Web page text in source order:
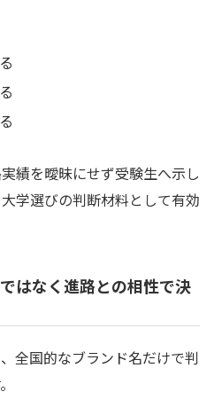
績を曖昧にせず受験生へ示し
学選びの判断材料として有効
はなく進路との相性で決
全国的なブランド名だけで判